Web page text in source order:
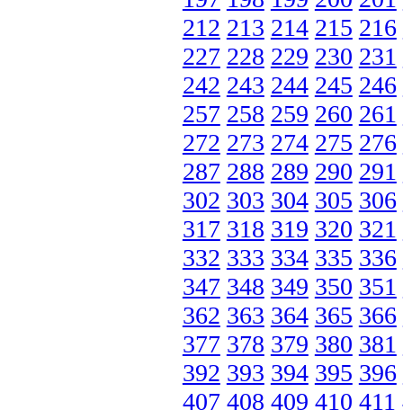
212 213 214 215 216
227 228 229 230 231
242 243 244 245 246
257 258 259 260 261
272 273 274 275 276
287 288 289 290 291
302 303 304 305 306
317 318 319 320 321
332 333 334 335 336
347 348 349 350 351
362 363 364 365 366
377 378 379 380 381
392 393 394 395 396
407 408 409 410 411